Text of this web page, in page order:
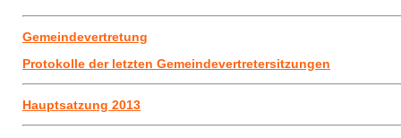
Gemeindevertretung
Protokolle der letzten Gemeindevertretersitzungen
Hauptsatzung 2013